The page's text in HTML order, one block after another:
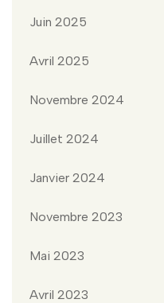
Juin 2025
Avril 2025
Novembre 2024
Juillet 2024
Janvier 2024
Novembre 2023
Mai 2023
Avril 2023